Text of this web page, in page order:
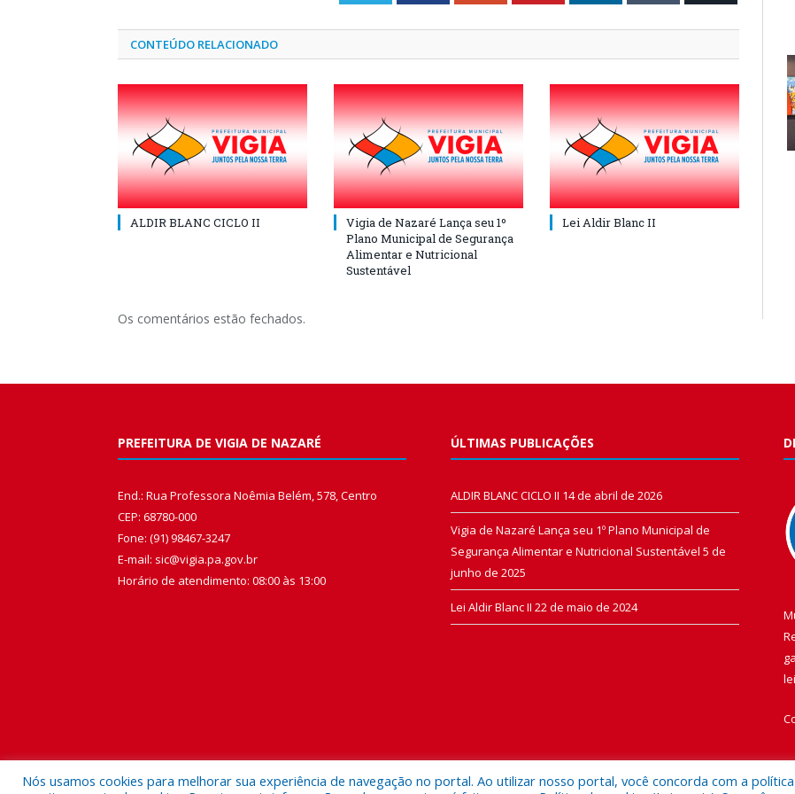
CONTEÚDO RELACIONADO
ALDIR BLANC CICLO II
Vigia de Nazaré Lança seu 1º
Plano Municipal de Segurança
Alimentar e Nutricional
Sustentável
Lei Aldir Blanc II
Os comentários estão fechados.
PREFEITURA DE VIGIA DE NAZARÉ
End.: Rua Professora Noêmia Belém, 578, Centro
CEP: 68780-000
Fone: (91) 98467-3247
E-mail: sic@vigia.pa.gov.br
Horário de atendimento: 08:00 às 13:00
ÚLTIMAS PUBLICAÇÕES
ALDIR BLANC CICLO II 14 de abril de 2026
Vigia de Nazaré Lança seu 1º Plano Municipal de
Segurança Alimentar e Nutricional Sustentável 5 de
junho de 2025
Lei Aldir Blanc II 22 de maio de 2024
Nós usamos cookies para melhorar sua experiência de navegação no portal. Ao utilizar nosso portal, você concorda com a